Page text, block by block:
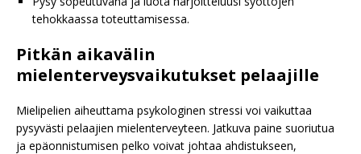
tehokkaassa toteuttamisessa.
Pitkän aikavälin
mielenterveysvaikutukset pelaajille
Mielipelien aiheuttama psykologinen stressi voi vaikuttaa
pysyvästi pelaajien mielenterveyteen. Jatkuva paine suoriutua
ja epäonnistumisen pelko voivat johtaa ahdistukseen,